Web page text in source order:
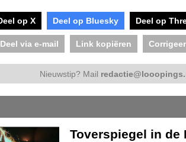
op X Deel op Bluesky Deel op
Deel via e-mail Link kopiëren Corrigeer
Nieuwstip? Mail
Toverspiegel in de